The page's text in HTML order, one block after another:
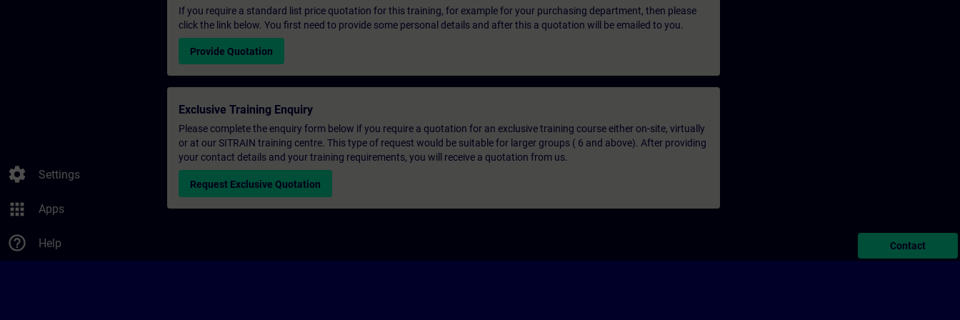
settings Settings
apps Apps
help_outline Help
If you require a standard list price quotation for this training, for example for your purchasing department, then please
click the link below. You first need to provide some personal details and after this a quotation will be emailed to you.
Provide Quotation
Exclusive Training Enquiry
Please complete the enquiry form below if you require a quotation for an exclusive training course either on-site, virtually
or at our SITRAIN training centre. This type of request would be suitable for larger groups ( 6 and above). After providing
your contact details and your training requirements, you will receive a quotation from us.
Request Exclusive Quotation
Contact